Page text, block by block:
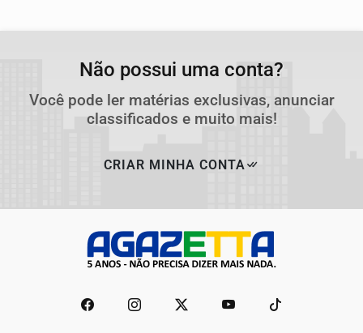
Não possui uma conta?
Você pode ler matérias exclusivas, anunciar
classificados e muito mais!
CRIAR MINHA CONTA